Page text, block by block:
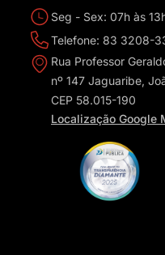
Seg - Sex: 07h às
Telefone: 83 3208-
Rua Professor
nº 147 Jaguaribe,
CEP 58.015-190
Localização Google